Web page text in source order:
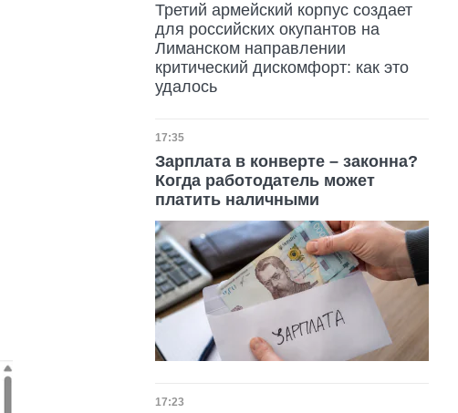
Третий армейский корпус создает
для российских окупантов на
Лиманском направлении
критический дискомфорт: как это
удалось
Дата публикации
17:35
Зарплата в конверте – законна?
Когда работодатель может
платить наличными
Дата публикации
17:23